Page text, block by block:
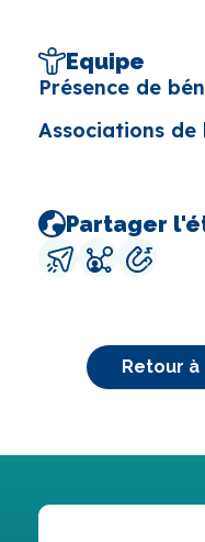
Equipe
Présence de
Associations de
Partager
Retour